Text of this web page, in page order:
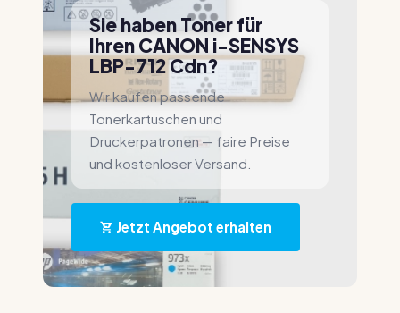
Sie haben Toner für
Ihren CANON i-SENSYS
LBP-712 Cdn?
Wir kaufen passende
Tonerkartuschen und
Druckerpatronen — faire Preise
und kostenloser Versand.
Jetzt Angebot erhalten